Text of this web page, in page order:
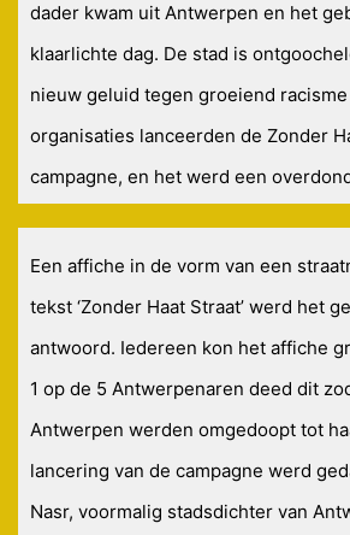
dader kwam uit Antwerpen en het
klaarlichte dag. De stad is
nieuw geluid tegen groeiend
organisaties lanceerden de Zonder
campagne, en het werd een
Een affiche in de vorm van een
tekst ‘Zonder Haat Straat’ werd het
antwoord. Iedereen kon het affiche
1 op de 5 Antwerpenaren deed dit
Antwerpen werden omgedoopt tot
lancering van de campagne werd
Nasr, voormalig stadsdichter van